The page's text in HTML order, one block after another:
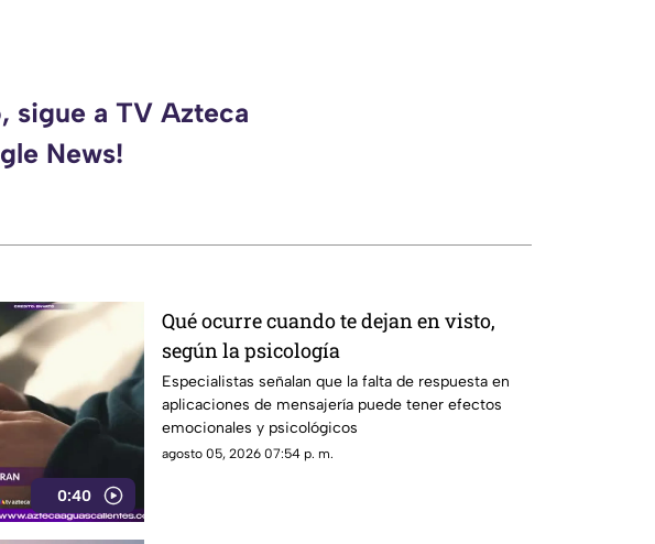
sigue a TV Azteca
News!
0:40
Qué ocurre cuando te dejan en visto,
según la psicología
Especialistas señalan que la falta de respuesta en
aplicaciones de mensajería puede tener efectos
emocionales y psicológicos
agosto 05, 2026 07:54 p. m.